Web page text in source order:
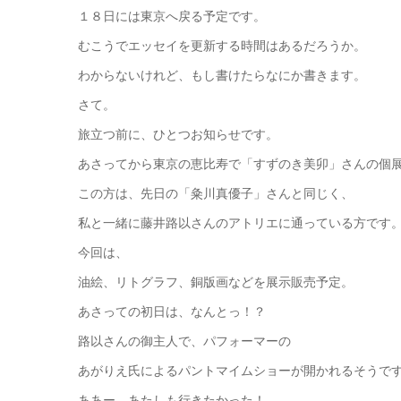
１８日には東京へ戻る予定です。
むこうでエッセイを更新する時間はあるだろうか。
わからないけれど、もし書けたらなにか書きます。
さて。
旅立つ前に、ひとつお知らせです。
あさってから東京の恵比寿で「すずのき美卯」さんの個
この方は、先日の「粂川真優子」さんと同じく、
私と一緒に藤井路以さんのアトリエに通っている方です。
今回は、
油絵、リトグラフ、銅版画などを展示販売予定。
あさっての初日は、なんとっ！？
路以さんの御主人で、パフォーマーの
あがりえ氏によるパントマイムショーが開かれるそうで